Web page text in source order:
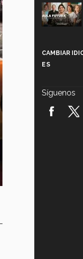
CAMBIAR
ES
Síguenos